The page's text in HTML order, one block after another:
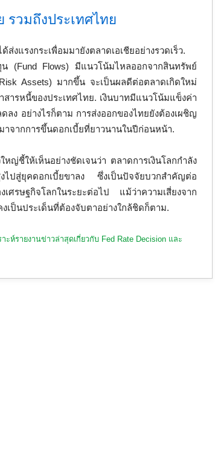
รวมถึงประเทศไทย
งแรงกระเพื่อมมายังตลาดเอเชียอย่างรวดเร็ว.
น (Fund Flows) มีแนวโน้มไหลออกจากสินทรัพย์
Assets) มากขึ้น จะเป็นผลดีต่อตลาดเกิดใหม่
ารหนี้ของประเทศไทย. เงินบาทมีแนวโน้มแข็งค่า
ง อย่างไรก็ตาม การส่งออกของไทยยังต้องเผชิญ
าจากการขึ้นดอกเบี้ยที่ยาวนานในปีก่อนหน้า.
ญ่ชี้ให้เห็นอย่างชัดเจนว่า ตลาดการเงินโลกกำลัง
ไปสู่ยุคดอกเบี้ยขาลง ซึ่งเป็นปัจจัยบวกสำคัญต่อ
เศรษฐกิจโลกในระยะต่อไป แม้ว่าความเสี่ยงจาก
เป็นประเด็นที่ต้องจับตาอย่างใกล้ชิดก็ตาม.
ะห์รายงานข่าวล่าสุดเกี่ยวกับ Fed Rate Decision และ